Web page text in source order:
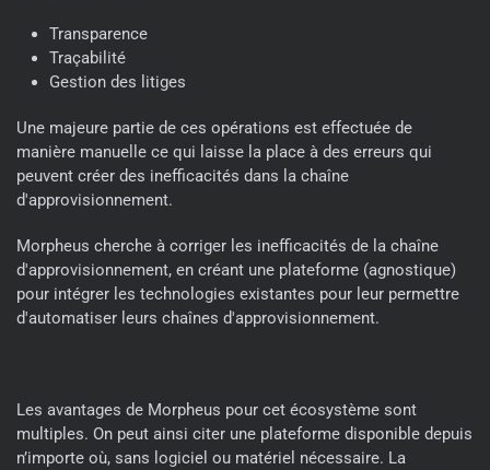
Transparence
Traçabilité
Gestion des litiges
Une majeure partie de ces opérations est effectuée de
manière manuelle ce qui laisse la place à des erreurs qui
peuvent créer des inefficacités dans la chaîne
d'approvisionnement.
Morpheus cherche à corriger les inefficacités de la chaîne
d'approvisionnement, en créant une plateforme (agnostique)
pour intégrer les technologies existantes pour leur permettre
d'automatiser leurs chaînes d'approvisionnement.
Les avantages de Morpheus pour cet écosystème sont
multiples. On peut ainsi citer une plateforme disponible depuis
n’importe où, sans logiciel ou matériel nécessaire. La